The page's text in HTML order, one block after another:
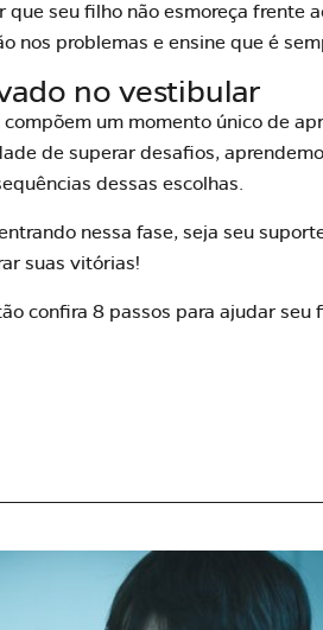
seu filho não esmoreça frente
nos problemas e ensine que é
no vestibular
um momento único de
de superar desafios,
dessas escolhas.
nessa fase, seja seu
suas vitórias!
confira 8 passos para ajudar seu